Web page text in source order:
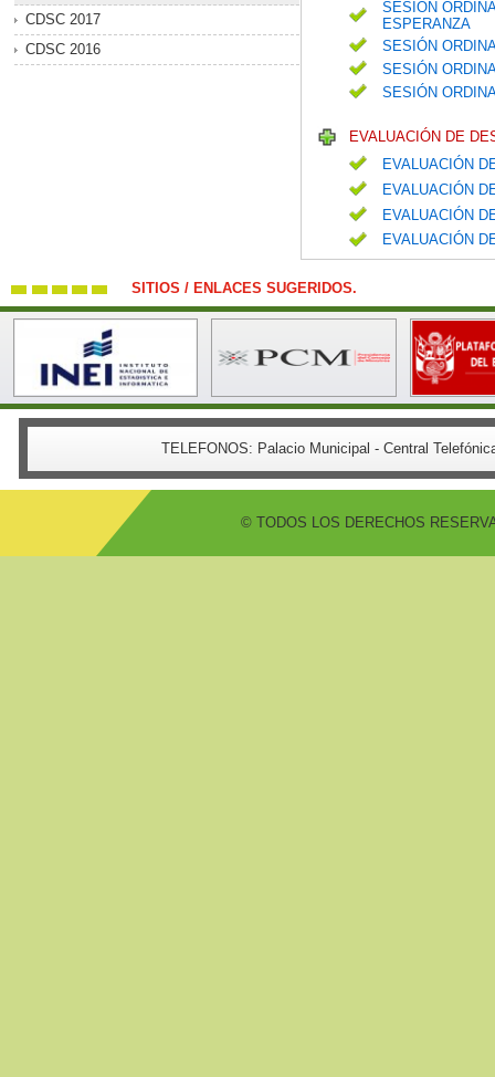
CDSC 2017
CDSC 2016
SESIÓN
ESPERANZA
SESIÓN
SESIÓN
SESIÓN
EVALUACIÓN DE
EVALUACIÓN
EVALUACIÓN
EVALUACIÓN
EVALUACIÓN
SITIOS / ENLACES SUGERIDOS.
TELEFONOS: Palacio Municipal - Central
© TODOS LOS DERECHOS